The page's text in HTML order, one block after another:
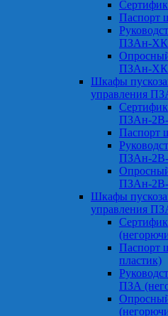
Паспорт
ПЗАн-
Опросный
ПЗАн-
Шкафы
управления
ПЗАн-
Паспорт
ПЗАн-
Опросный
ПЗАн-
Шкафы
управления
Паспорт
пластик)
ПЗА